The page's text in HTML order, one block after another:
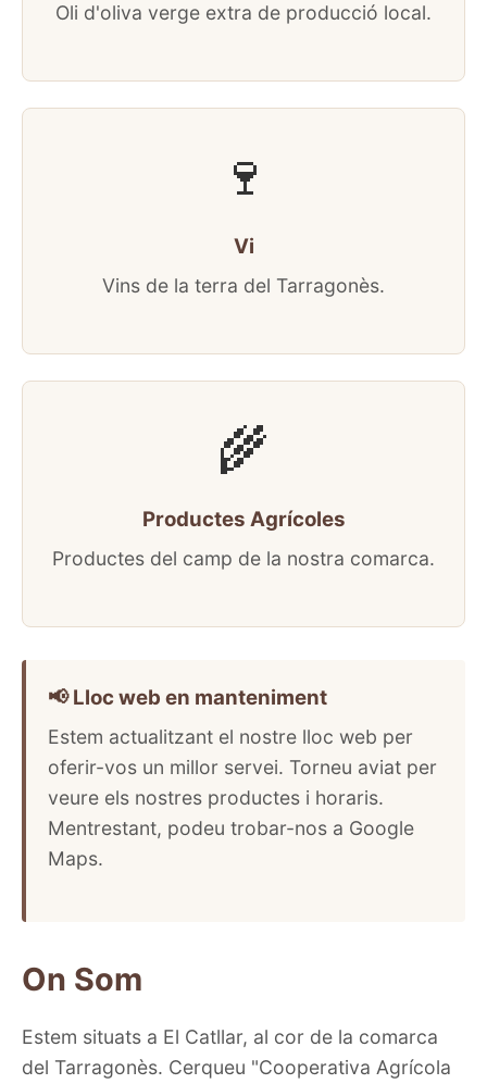
Oli d'oliva verge extra de producció local.
🍷
Vi
Vins de la terra del Tarragonès.
🌾
Productes Agrícoles
Productes del camp de la nostra comarca.
📢 Lloc web en manteniment
Estem actualitzant el nostre lloc web per
oferir-vos un millor servei. Torneu aviat per
veure els nostres productes i horaris.
Mentrestant, podeu trobar-nos a Google
Maps.
On Som
Estem situats a El Catllar, al cor de la comarca
del Tarragonès. Cerqueu "Cooperativa Agrícola